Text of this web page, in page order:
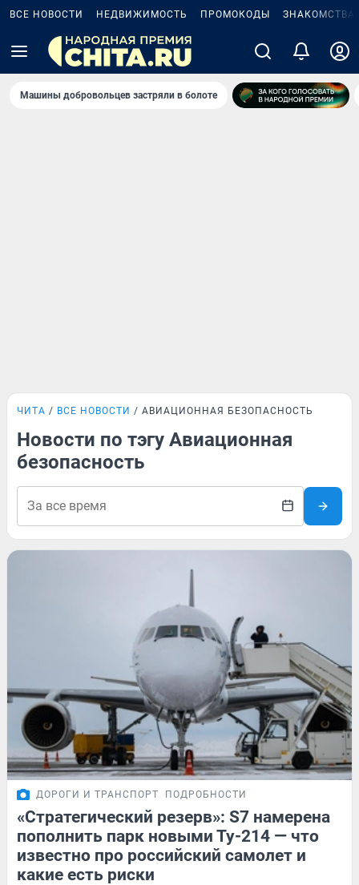
ВСЕ НОВОСТИ НЕДВИЖИМОСТЬ ПРОМОКОДЫ ЗНАКОМСТВА
Машины добровольцев застряли в болоте
ЧИТА ВСЕ НОВОСТИ АВИАЦИОННАЯ БЕЗОПАСНОСТЬ
Новости по тэгу Авиационная
безопасность
ДОРОГИ И ТРАНСПОРТ ПОДРОБНОСТИ
«Стратегический резерв»: S7 намерена
пополнить парк новыми Ту-214 — что
известно про российский самолет и
какие есть риски